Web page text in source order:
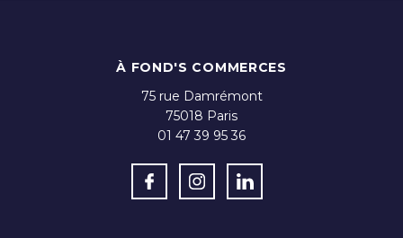
À FOND'S COMMERCES
75 rue Damrémont
75018 Paris
01 47 39 95 36